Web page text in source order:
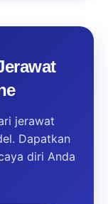
jerawat
Dapatkan
diri Anda